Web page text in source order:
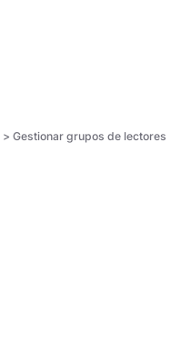
Gestionar grupos de lectores